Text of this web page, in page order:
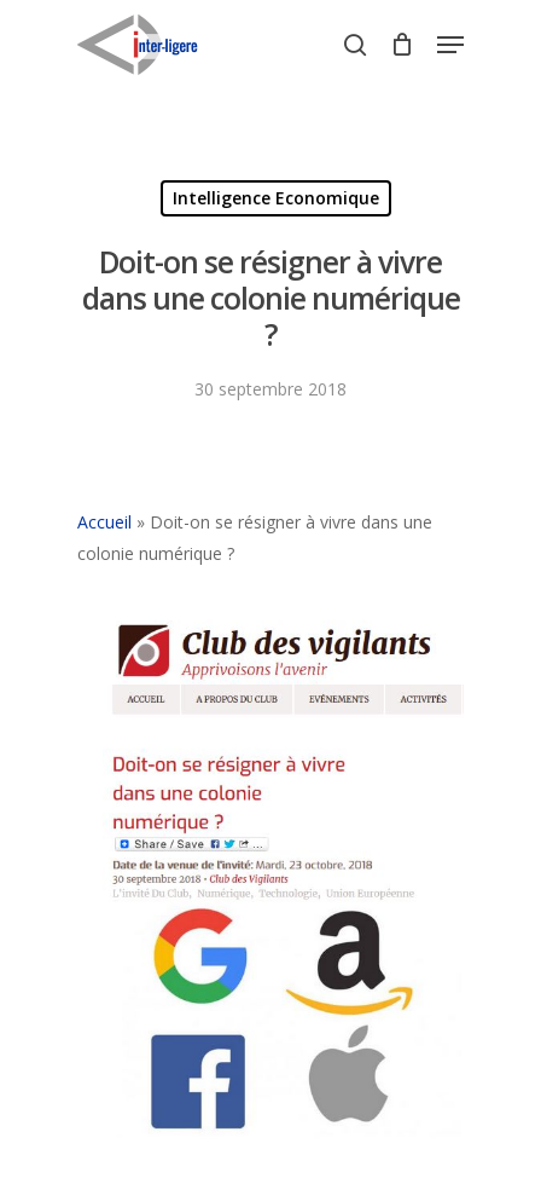
search
Menu
Intelligence Economique
Doit-on se résigner à vivre
dans une colonie numérique
?
30 septembre 2018
Accueil » Doit-on se résigner à vivre dans une
colonie numérique ?